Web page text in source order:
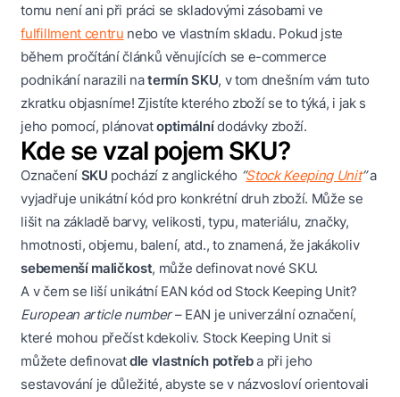
tomu není ani při práci se skladovými zásobami ve
fulfillment centru nebo ve vlastním skladu. Pokud jste
během pročítání článků věnujících se e-commerce
podnikání narazili natermín SKU, v tom dnešním vám tuto
zkratku objasníme! Zjistíte kterého zboží se to týká, i jak s
jeho pomocí, plánovatoptimálnídodávky zboží.
Kde se vzal pojem SKU?
Označení SKU pochází z anglického“Stock Keeping Unit”a
vyjadřuje unikátní kód pro konkrétní druh zboží. Může se
lišit na základě barvy, velikosti, typu, materiálu, značky,
hmotnosti, objemu, balení, atd., to znamená, že jakákoliv
sebemenší maličkost, může definovat nové SKU.
A v čem se liší unikátní EAN kód od Stock Keeping Unit?
European article number– EAN je univerzální označení,
které mohou přečíst kdekoliv. Stock Keeping Unit si
můžete definovatdle vlastních potřeba při jeho
sestavování je důležité, abyste se v názvosloví orientovali